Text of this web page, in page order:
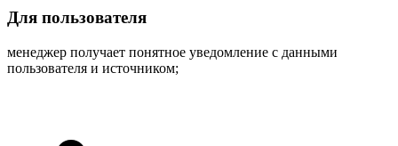
Для пользователя
менеджер получает понятное уведомление с данными
пользователя и источником;